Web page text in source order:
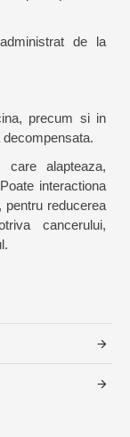
de la
precum si in
alapteaza,
interactiona
pentru reducerea
cancerului,